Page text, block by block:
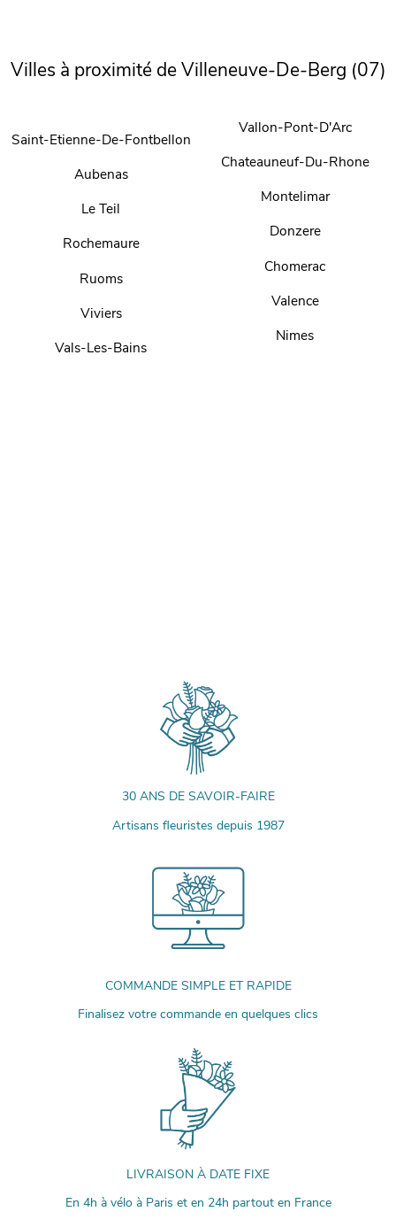
Villes à proximité de Villeneuve-De-Berg (07)
Saint-Etienne-De-Fontbellon
Aubenas
Le Teil
Rochemaure
Ruoms
Viviers
Vals-Les-Bains
Vallon-Pont-D'Arc
Chateauneuf-Du-Rhone
Montelimar
Donzere
Chomerac
Valence
Nimes
30 ANS DE SAVOIR-FAIRE
Artisans fleuristes depuis 1987
COMMANDE SIMPLE ET RAPIDE
Finalisez votre commande en quelques clics
LIVRAISON À DATE FIXE
En 4h à vélo à Paris et en 24h partout en France